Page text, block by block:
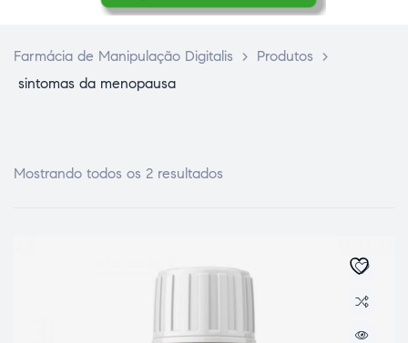
Farmácia de Manipulação Digitalis > Produtos
>
sintomas da menopausa
Mostrando todos os 2 resultados